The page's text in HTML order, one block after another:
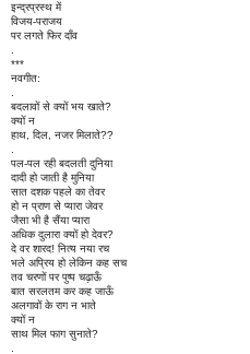
इन्द्रप्रस्थ में
विजय-पराजय
पर लगते फिर दाँव
***
नवगीत:
बदलावों से क्यों भय खाते?
क्यों न
हाथ, दिल, नजर मिलाते??
पल-पल रही बदलती दुनिया
दादी हो जाती है मुनिया
सात दशक पहले का तेवर
हो न प्राण से प्यारा जेवर
जैसा भी है सैंया प्यारा
अधिक दुलारा क्यों हो देवर?
दे वर शारद! नित्य नया रच
भले अप्रिय हो लेकिन कह सच
तव चरणों पर पुष्प चढ़ाऊँ
बात सरलतम कर कह जाऊँ
अलगावों के राग न भाते
क्यों न
साथ मिल फाग सुनाते?